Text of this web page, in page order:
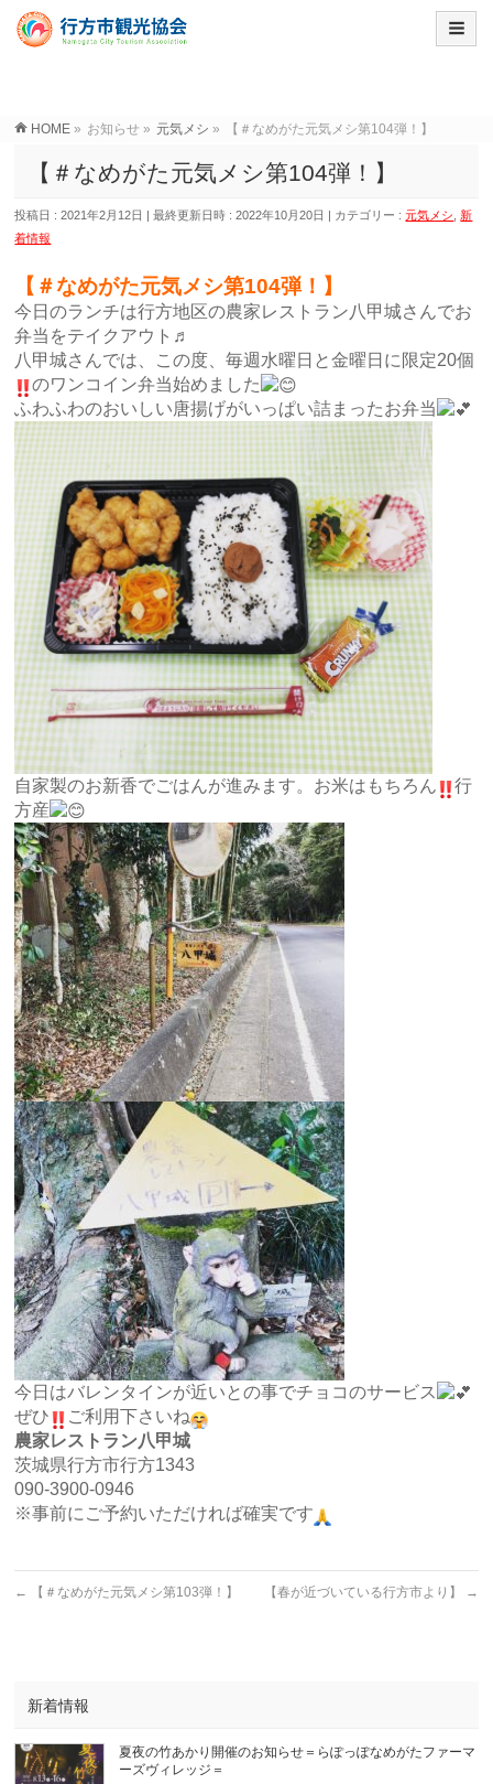
HOME » お知らせ » 元気メシ » 【＃なめがた元気メシ第104弾！】
【＃なめがた元気メシ第104弾！】
投稿日 : 2021年2月12日 最終更新日時 : 2022年10月20日 カテゴリー :元気メシ
新
着情報
【＃なめがた元気メシ第104弾！】
今日のランチは行方地区の農家レストラン八甲城さんでお
弁当をテイクアウト♬
八甲城さんでは、この度、毎週水曜日と金曜日に限定20個
のワンコイン弁当始めました
ふわふわのおいしい唐揚げがいっぱい詰まったお弁当
自家製のお新香でごはんが進みます。お米はもちろん
行
方産
今日はバレンタインが近いとの事でチョコのサービス
ぜひ
ご利用下さいね
農家レストラン八甲城
茨城県行方市行方1343
090-3900-0946
※事前にご予約いただければ確実です
← 【＃なめがた元気メシ第103弾！】 【春が近づいている行方市より】 →
新着情報
夏夜の竹あかり開催のお知らせ＝らぽっぽなめがたファーマ
ーズヴィレッジ＝